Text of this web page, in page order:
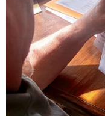
quan hệ Mỹ-
14/06/2021 09:40
Cuộc đối đầu giữa
thương mại, và sau
như kinh tế, công
ghế" Tổng thống tại